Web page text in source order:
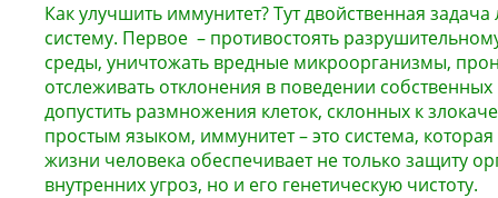
Как улучшить иммунитет? Тут двойственная
систему. Первое – противостоять
среды, уничтожать вредные микроорганизмы,
отслеживать отклонения в поведении
допустить размножения клеток, склонных к
простым языком, иммунитет – это система,
жизни человека обеспечивает не только защиту
внутренних угроз, но и его генетическую чистоту.